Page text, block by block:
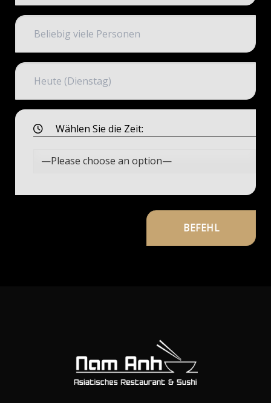
Wählen Sie die Zeit: